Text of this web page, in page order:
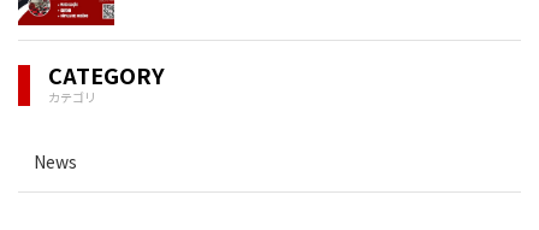
CATEGORY
カテゴリ
News